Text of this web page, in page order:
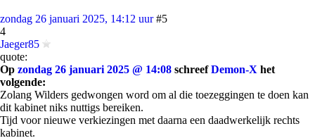
zondag 26 januari 2025, 14:12 uur #5
4
Jaeger85
quote:
Op zondag 26 januari 2025 @ 14:08 schreefDemon-X het
volgende:
Zolang Wilders gedwongen word om al die toezeggingen te doen kan
dit kabinet niks nuttigs bereiken.
Tijd voor nieuwe verkiezingen met daarna een daadwerkelijk rechts
kabinet.